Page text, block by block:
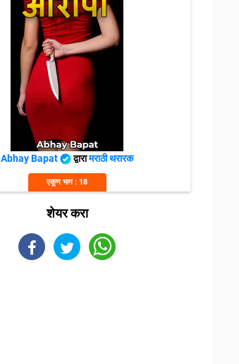
Abhay Bapat द्वारामराठी थरारक
एकूण भाग : 18
शेयर करा